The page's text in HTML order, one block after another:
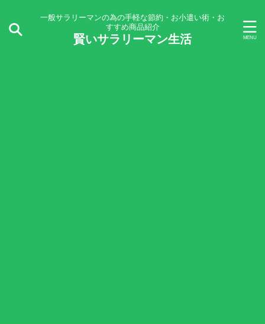
一般サラリーマンの為の手軽な節約・お小遣い術・お
すすめ商品紹介
賢いサラリーマン生活